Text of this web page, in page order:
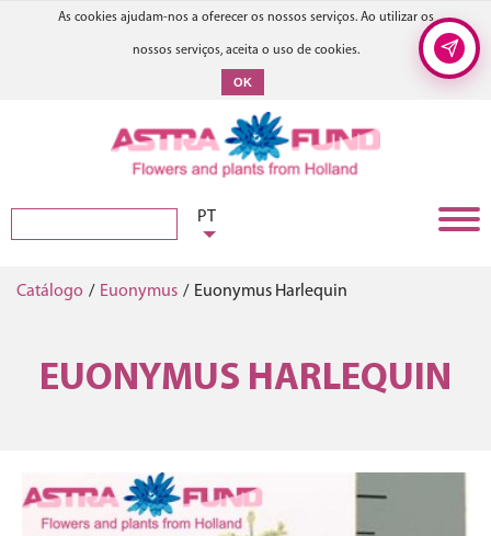
As cookies ajudam-nos a oferecer os nossos serviços. Ao utilizar os
nossos serviços, aceita o uso de cookies.
OK
PT
Catálogo / Euonymus / Euonymus Harlequin
EUONYMUS HARLEQUIN